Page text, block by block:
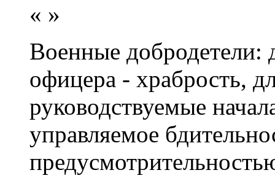
« »
Военные добродетели:
офицера - храбрость,
руководствуемые
управляемое